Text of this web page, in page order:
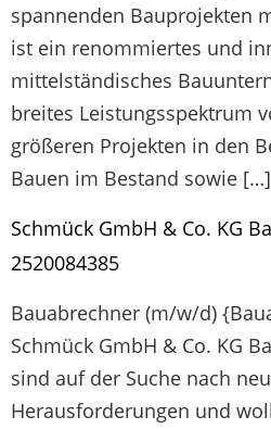
spannenden Bauprojekten
ist ein renommiertes und
mittelständisches
breites Leistungsspektrum
größeren Projekten in den
Bauen im Bestand sowie […]
Schmück GmbH & Co. KG
2520084385
Bauabrechner (m/w/d)
Schmück GmbH & Co. KG
sind auf der Suche nach
Herausforderungen und